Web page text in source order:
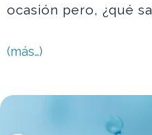
ocasión pero, ¿qué
(más…)